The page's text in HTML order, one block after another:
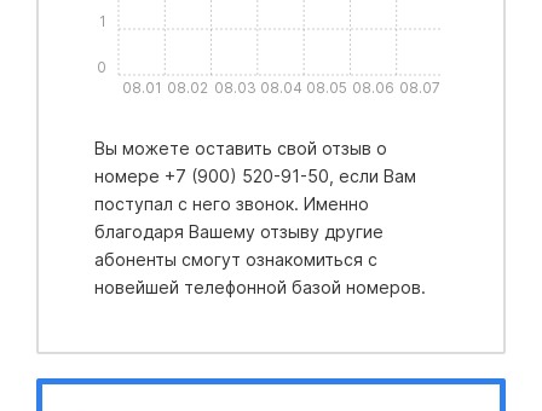
08.01 08.02 08.03 08.04 08.05 08.06 08.07
0
1
Вы можете оставить свой отзыв о
номере +7 (900) 520-91-50, если Вам
поступал с него звонок. Именно
благодаря Вашему отзыву другие
абоненты смогут ознакомиться с
новейшей телефонной базой номеров.